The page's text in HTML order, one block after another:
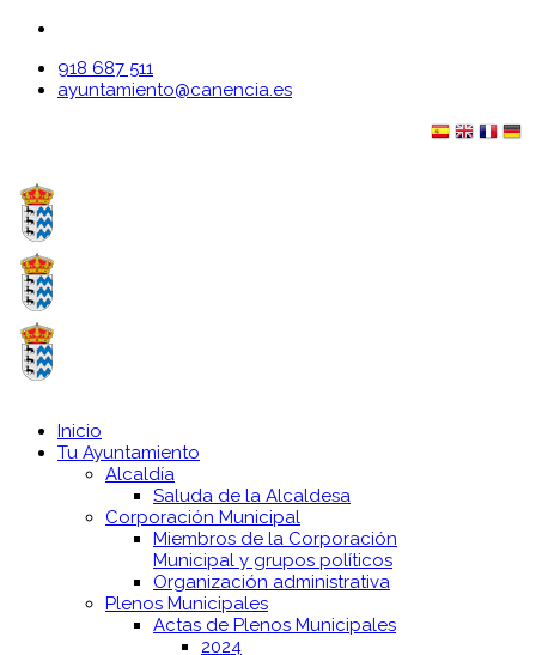
918 687 511
ayuntamiento@canencia.es
Inicio
Tu Ayuntamiento
Alcaldía
Saluda de la Alcaldesa
Corporación Municipal
Miembros de la Corporación
Municipal y grupos políticos
Organización administrativa
Plenos Municipales
Actas de Plenos Municipales
2024